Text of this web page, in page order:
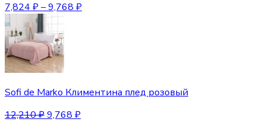
7,824 ₽–9,768 ₽
Sofi de Marko Климентина плед розовый
12,210₽9,768 ₽